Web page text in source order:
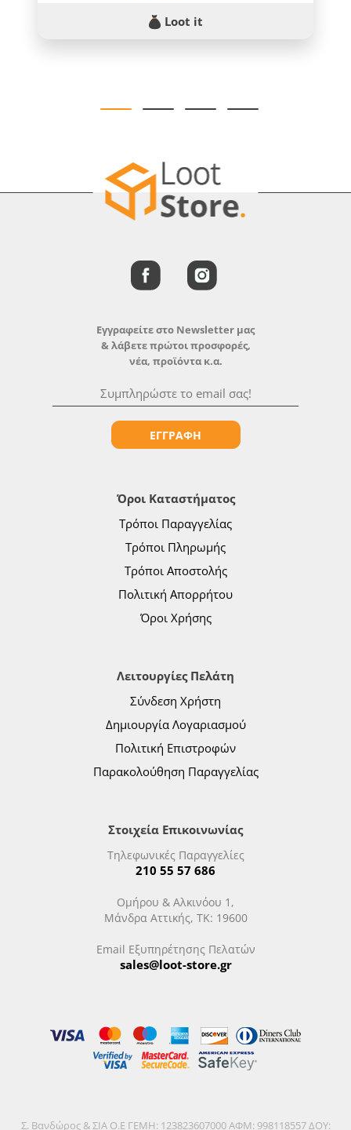
Loot it
Όροι Καταστήματος
Τρόποι Παραγγελίας
Τρόποι Πληρωμής
Τρόποι Αποστολής
Πολιτική Απορρήτου
Όροι Χρήσης
Λειτουργίες Πελάτη
Σύνδεση Χρήστη
Δημιουργία Λογαριασμού
Πολιτική Επιστροφών
Παρακολούθηση Παραγγελίας
Στοιχεία Επικοινωνίας
Τηλεφωνικές Παραγγελίες
210 55 57 686
Ομήρου & Αλκινόου 1,
Μάνδρα Αττικής, ΤΚ: 19600
Email Εξυπηρέτησης Πελατών
sales@loot-store.gr
Εγγραφείτε στο Newsletter μας
& λάβετε πρώτοι προσφορές,
νέα, προϊόντα κ.α.
ΕΓΓΡΑΦΗ
Σ. Βανδώρος & ΣΙΑ Ο.Ε ΓΕΜΗ: 123823607000 ΑΦΜ: 998118557 ΔΟΥ: